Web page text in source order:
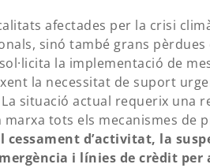
afectades per la crisi
sinó també grans
la implementació de
la necessitat de suport
situació actual requerix una
tots els mecanismes de
cessament d’activitat, la
i línies de crèdit